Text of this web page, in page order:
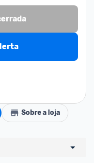
Sobre a loja